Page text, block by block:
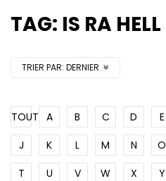
TAG: IS RA HELL
TRIER PAR: DERNIER
TOUT A B C D E
J
K L M N O
T
U V W X Y